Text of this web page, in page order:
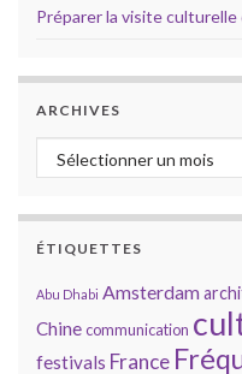
Préparer la visite culturelle
ARCHIVES
Archives
ÉTIQUETTES
Abu Dhabi Amsterdam
Chinecommunication
festivals France